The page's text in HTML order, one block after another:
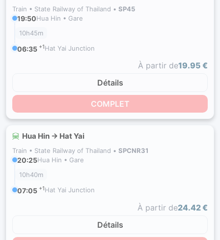
Train • State Railway of Thailand • SP45
19:50Hua Hin • Gare
10h45m
06:35 +1Hat Yai Junction
À partir de19.95 €
Détails
COMPLET
Hua Hin → Hat Yai
Train • State Railway of Thailand • SPCNR31
20:25Hua Hin • Gare
10h40m
07:05 +1Hat Yai Junction
À partir de24.42 €
Détails